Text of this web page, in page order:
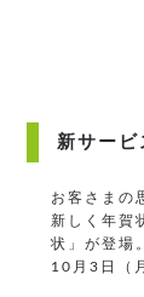
新サービ
お客さまの
新しく年賀
状」が登場
10月3日（